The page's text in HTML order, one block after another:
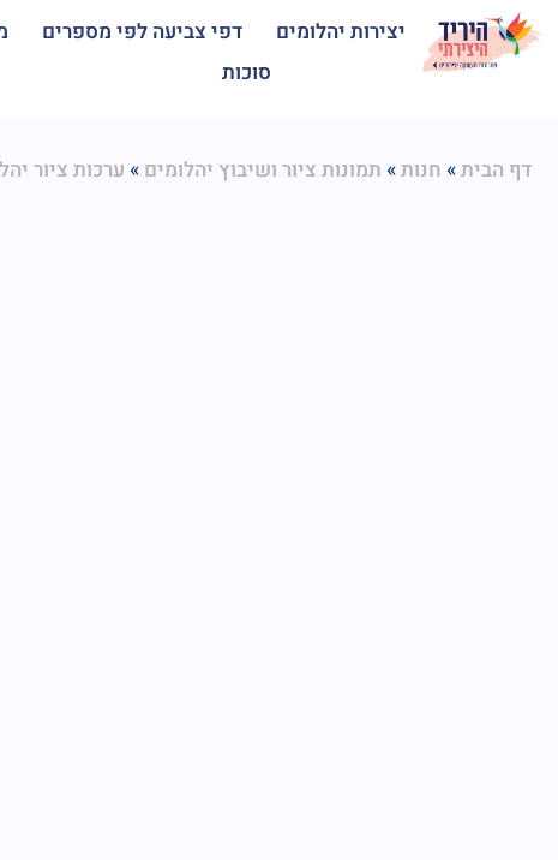
יצירות יהלומים דפי צביעה לפי מספרים
סוכות
דף הבית» חנות» תמונות ציור ושיבוץ יהלומים » ערכות ציור